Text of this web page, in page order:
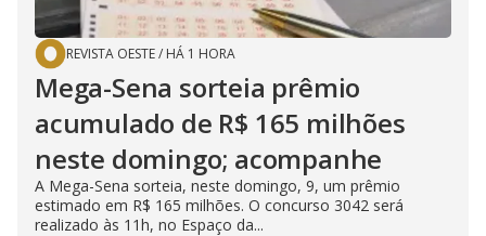
REVISTA OESTE/ HÁ 1 HORA
Mega-Sena sorteia prêmio
acumulado de R$ 165 milhões
neste domingo; acompanhe
A Mega-Sena sorteia, neste domingo, 9, um prêmio
estimado em R$ 165 milhões. O concurso 3042 será
realizado às 11h, no Espaço da...